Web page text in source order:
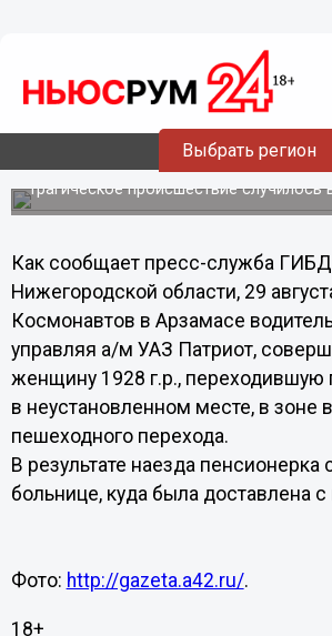
Выбрать регион
30.08.201311:46
85-летняя пенсионерка
в Нижегородской области
Трагическое происшествие случилось
Как сообщает пресс-служба
Нижегородской области, 29
Космонавтов в Арзамасе
управляя а/м УАЗ Патриот,
женщину 1928 г.р., переходившую
в неустановленном месте, в зоне
пешеходного перехода.
В результате наезда пенсионерка
больнице, куда была доставлена
Фото: http://gazeta.a42.ru/.
18+